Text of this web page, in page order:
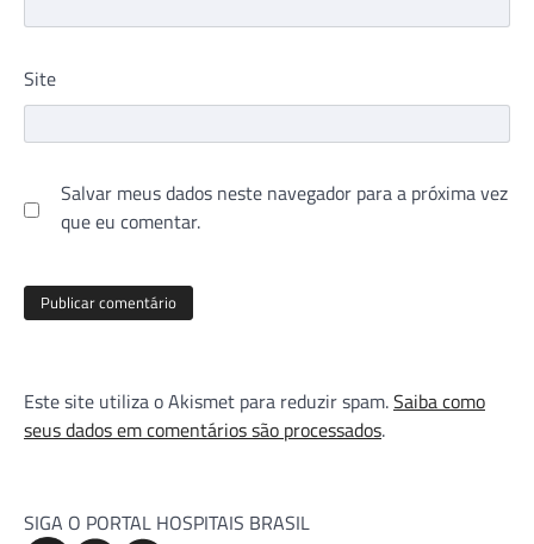
Site
Salvar meus dados neste navegador para a próxima vez
que eu comentar.
Este site utiliza o Akismet para reduzir spam.Saiba como
seus dados em comentários são processados.
SIGA O PORTAL HOSPITAIS BRASIL